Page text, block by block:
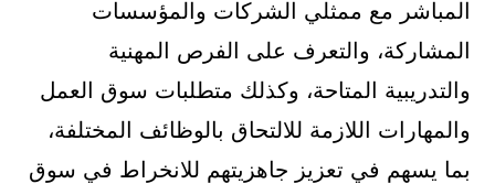
المباشر مع ممثلي الشركات والمؤسسات
المشاركة، والتعرف على الفرص المهنية
والتدريبية المتاحة، وكذلك متطلبات سوق العمل
والمهارات اللازمة للالتحاق بالوظائف المختلفة،
بما يسهم في تعزيز جاهزيتهم للانخراط في سوق